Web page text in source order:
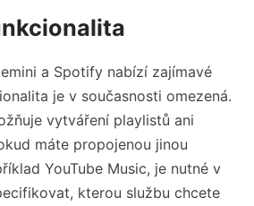
a Spotify nabízí zajímavé
je v současnosti omezená.
vytváření playlistů ani
máte propojenou jinou
YouTube Music, je nutné v
kterou službu chcete